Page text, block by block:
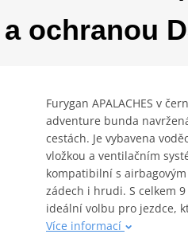
ochranou
Furygan APALACHES v
adventure bunda
cestách. Je vybavena
vložkou a ventilačním
kompatibilní s
zádech i hrudi. S celkem
ideální volbu pro jezdce,
Více informací